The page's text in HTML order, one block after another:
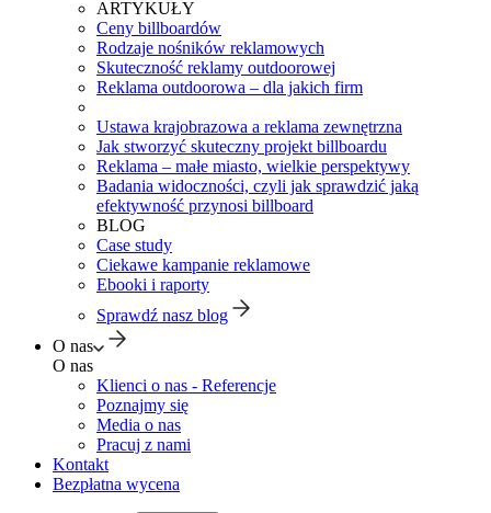
ARTYKUŁY
Ceny billboardów
Rodzaje nośników reklamowych
Skuteczność reklamy outdoorowej
Reklama outdoorowa – dla jakich firm
Ustawa krajobrazowa a reklama zewnętrzna
Jak stworzyć skuteczny projekt billboardu
Reklama – małe miasto, wielkie perspektywy
Badania widoczności, czyli jak sprawdzić jaką
efektywność przynosi billboard
BLOG
Case study
Ciekawe kampanie reklamowe
Ebooki i raporty
Sprawdź nasz blog
O nas
O nas
Klienci o nas - Referencje
Poznajmy się
Media o nas
Pracuj z nami
Kontakt
Bezpłatna wycena